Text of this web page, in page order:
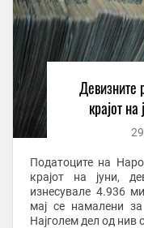
Девизните
крајот
Податоците на
крајот на јуни,
изнесувале 4.936
мај се намалени
Најголем дел од нив